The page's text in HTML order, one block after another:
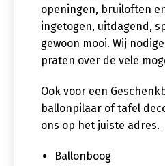
openingen, bruiloften
ingetogen, uitdagend,
gewoon mooi. Wij
praten over de vele
Ook voor een
ballonpilaar of tafel
ons op het juiste adres.
Ballonboog